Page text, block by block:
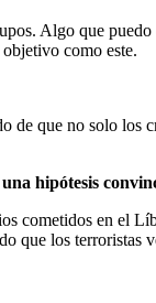
Algo que
como este.
que no solo
hipótesis
en el
que los